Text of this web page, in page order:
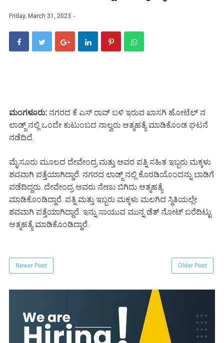
Friday, March 31, 2023
ಮಂಗಳೂರು: ನಗರದ ಕೆ ಎಸ್ ರಾವ್ ಬಳಿ ಇರುವ ಖಾಸಗಿ ಹೋಟೆಲ್ ನ
ಲಾಡ್ಜ್ ನಲ್ಲಿ ಒಂದೇ ಕುಟುಂಬದ ನಾಲ್ವರು ಆತ್ಮಹತ್ಯೆ ಮಾಡಿಕೊಂಡ ಘಟನೆ
ನಡೆದಿದೆ.
ಮೈಸೂರು ಮೂಲದ ದೇವೇಂದ್ರ ಮತ್ತು ಅವರ ಪತ್ನಿ ಸಹಿತ ಇಬ್ಬರು ಮಕ್ಕಳು
ಶವವಾಗಿ ಪತ್ತೆಯಾಗಿದ್ದಾರೆ. ನಗರದ ಲಾಡ್ಜ್ ನಲ್ಲಿ ಕೊಠಡಿಯೊಂದನ್ನು ಬಾಡಿಗೆ
ಪಡೆದಿದ್ದರು. ದೇವೇಂದ್ರ ಅವರು ನೇಣು ಬಿಗಿದು ಆತ್ಮಹತ್ಯೆ
ಮಾಡಿಕೊಂಡಿದ್ದಾರೆ. ಪತ್ನಿ ಮತ್ತು ಇಬ್ಬರು ಮಕ್ಕಳು ಮಲಗಿದ ಸ್ಥಿತಿಯಲ್ಲೇ
ಶವವಾಗಿ ಪತ್ತೆಯಾಗಿದ್ದಾರೆ. ಇನ್ನು ಸಾಯುವ ಮುನ್ನ ಡೆತ್ ನೋಟ್ ಬರೆದಿಟ್ಟು
ಆತ್ಮಹತ್ಯೆ ಮಾಡಿಕೊಂಡಿದ್ದಾರೆ.
Newer Post Older Post